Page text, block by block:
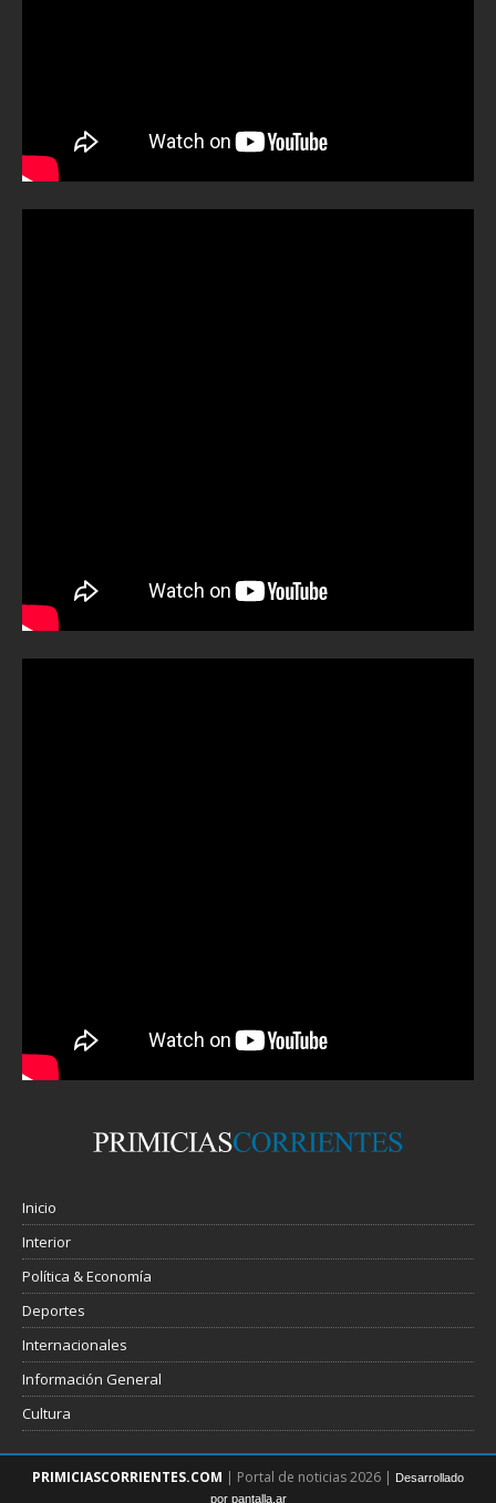
Inicio
Interior
Política & Economía
Deportes
Internacionales
Información General
Cultura
PRIMICIASCORRIENTES.COM | Portal de noticias 2026 |
Desarrollado
por pantalla.ar